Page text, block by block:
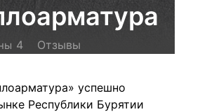
4
Отзывы
успешно
Республики Бурятии